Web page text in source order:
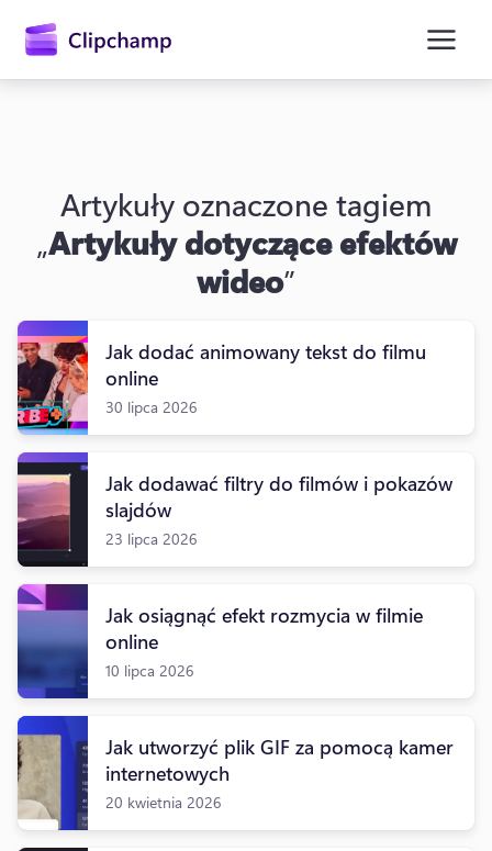
głównej
Zaloguj się
Wypróbuj bezpłatnie
Artykuły oznaczone tagiem
„Artykuły dotyczące efektów
wideo”
Jak dodać animowany tekst do filmu
online
30 lipca 2026
Jak dodawać filtry do filmów i pokazów
slajdów
23 lipca 2026
Jak osiągnąć efekt rozmycia w filmie
online
10 lipca 2026
Jak utworzyć plik GIF za pomocą kamer
internetowych
20 kwietnia 2026